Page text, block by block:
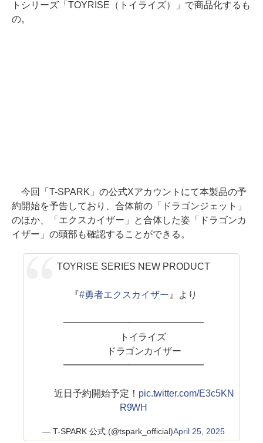
トシリーズ「TOYRISE（トイライズ）」で商品化するも
の。
今回「T-SPARK」の公式Xアカウントにて本製品の予
約開始を予告しており、合体前の「ドラゴンジェット」
のほか、「エクスカイザー」と合体した姿「ドラゴンカ
イザー」の頭部も確認することができる。
TOYRISE SERIES NEW PRODUCT
『#勇者エクスカイザー 』より
━━━━━━━━━━━━━━━
トイライズ
ドラゴンカイザー
━━━━━━━━━━━━━━━
近日予約開始予定！ pic.twitter.com/E3c5KN
R9WH
— T-SPARK 公式 (@tspark_official)April 25, 2025